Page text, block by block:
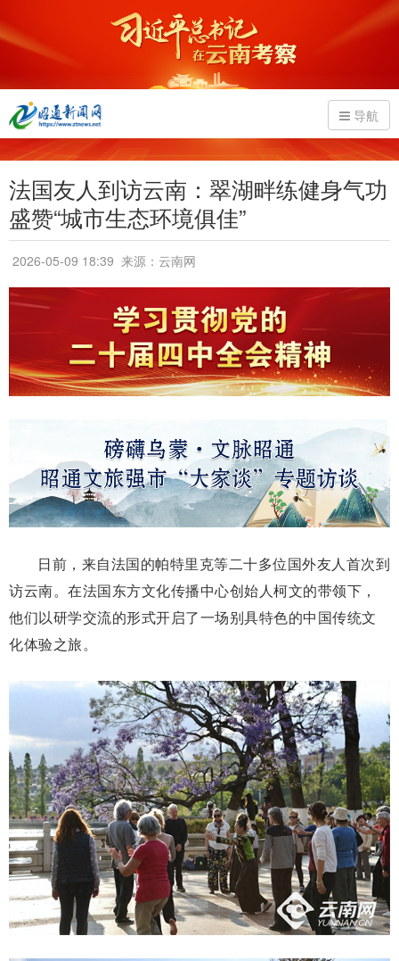
导航
法国友人到访云南：翠湖畔练健身气功
盛赞“城市生态环境俱佳”
2026-05-09 18:39 来源：云南网
日前，来自法国的帕特里克等二十多位国外友人首次到
访云南。在法国东方文化传播中心创始人柯文的带领下，
他们以研学交流的形式开启了一场别具特色的中国传统文
化体验之旅。